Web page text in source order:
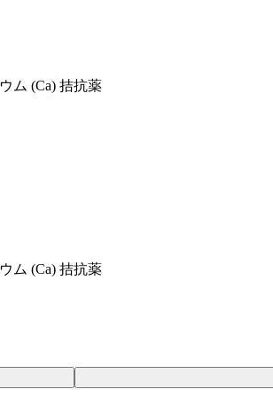
ム (Ca) 拮抗薬
ム (Ca) 拮抗薬